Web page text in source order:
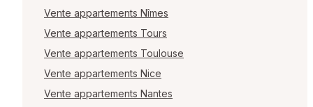
Vente appartements Nîmes
Vente appartements Tours
Vente appartements Toulouse
Vente appartements Nice
Vente appartements Nantes